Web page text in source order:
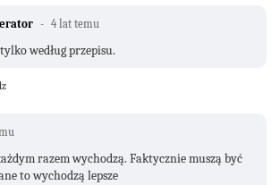
4 lat temu
według przepisu.
razem wychodzą. Faktycznie muszą być
to wychodzą lepsze